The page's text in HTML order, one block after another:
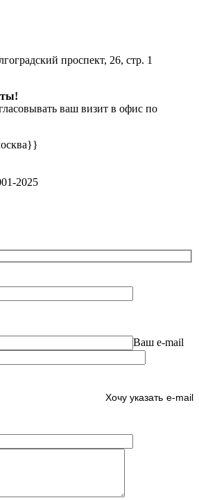
проспект, 26, стр. 1
ваш визит в офис по
2025
Ваш e-mail
e-mail